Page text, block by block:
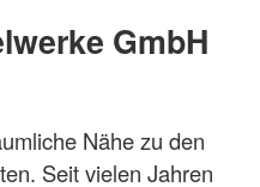
GmbH
Nähe zu den
Seit vielen Jahren